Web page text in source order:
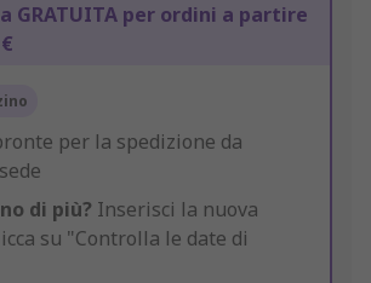
GRATUITA per ordini a partire
per la spedizione da
di più? Inserisci la nuova
su "Controlla le date di